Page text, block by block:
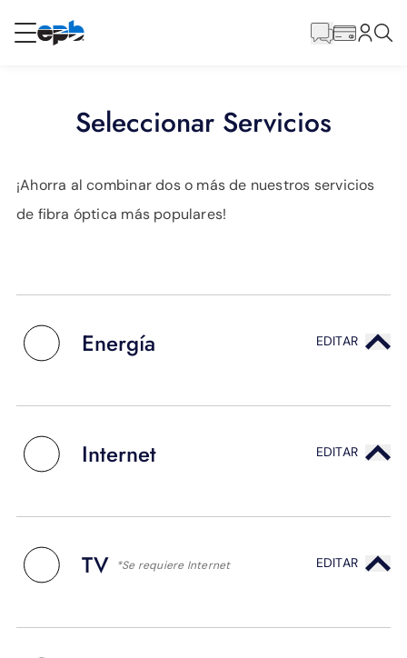
Energía
IDIOMA
principal
Seleccionar Servicios
¡Ahorra al combinar dos o más de nuestros servicios
de fibra óptica más populares!
Energía EDITAR
Internet EDITAR
TV *Se requiere Internet EDITAR